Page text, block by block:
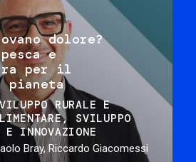
dolore?
e
per il
RURALE E
SVILUPPO
E INNOVAZIONE
Bray, Riccardo Giacomessi